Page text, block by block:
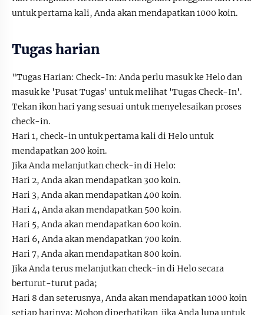
untuk pertama kali, Anda akan mendapatkan 1000 koin.
Tugas harian
"Tugas Harian: Check-In: Anda perlu masuk ke Helo dan
masuk ke 'Pusat Tugas' untuk melihat 'Tugas Check-In'.
Tekan ikon hari yang sesuai untuk menyelesaikan proses
check-in.
Hari 1, check-in untuk pertama kali di Helo untuk
mendapatkan 200 koin.
Jika Anda melanjutkan check-in di Helo:
Hari 2, Anda akan mendapatkan 300 koin.
Hari 3, Anda akan mendapatkan 400 koin.
Hari 4, Anda akan mendapatkan 500 koin.
Hari 5, Anda akan mendapatkan 600 koin.
Hari 6, Anda akan mendapatkan 700 koin.
Hari 7, Anda akan mendapatkan 800 koin.
Jika Anda terus melanjutkan check-in di Helo secara
berturut-turut pada;
Hari 8 dan seterusnya, Anda akan mendapatkan 1000 koin
setiap harinya; Mohon diperhatikan jika Anda lupa untuk